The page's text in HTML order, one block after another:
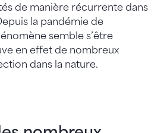
de manière récurrente dans
la pandémie de
semble s’être
en effet de nombreux
dans la nature.